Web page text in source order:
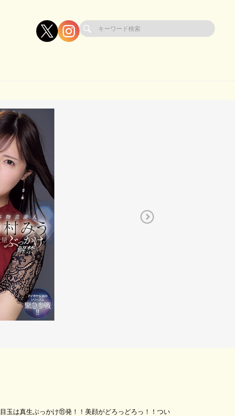
玉は真生ぶっかけ⑪発！！美顔がどろっどろっ！！つい